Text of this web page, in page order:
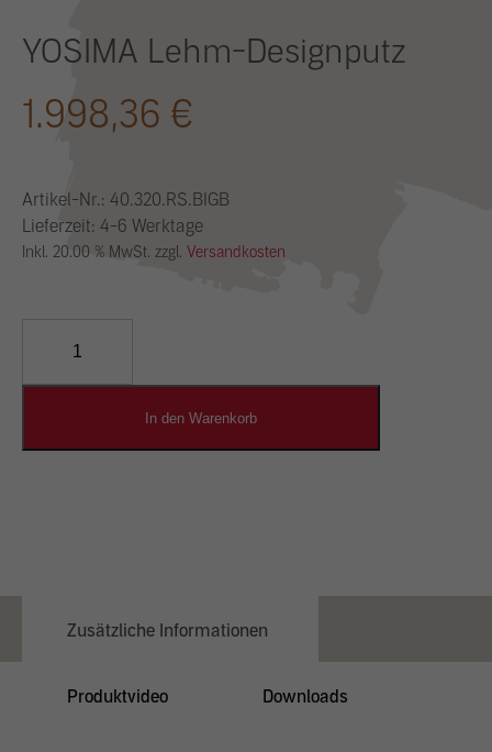
YOSIMA Lehm-Designputz
1.998,36 €
Artikel-Nr.: 40.320.RS.BIGB
Lieferzeit: 4-6 Werktage
Inkl. 20.00 % MwSt. zzgl. Versandkosten
Designputz
In den Warenkorb
Zusätzliche Informationen
Produktvideo Downloads